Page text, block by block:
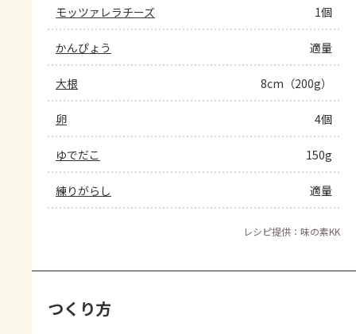
モッツァレラチーズ 1個
かんぴょう 適量
大根 8cm（200g）
卵 4個
ゆでだこ 150g
練りがらし 適量
レシピ提供：味の素KK
つくり方